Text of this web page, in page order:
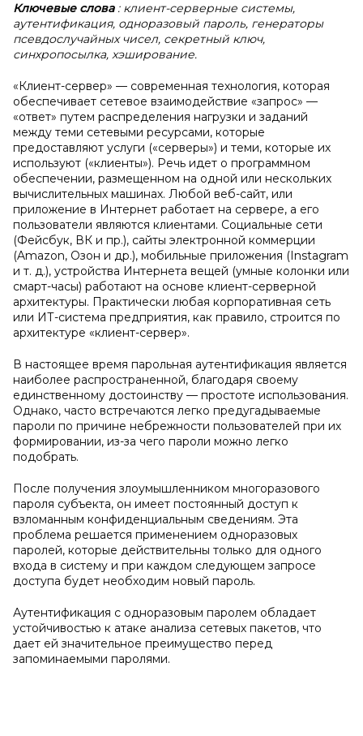
Ключевые слова : клиент-серверные системы,
аутентификация, одноразовый пароль, генераторы
псевдослучайных чисел, секретный ключ,
синхропосылка, хэширование.
«Клиент-сервер» — современная технология, которая
обеспечивает сетевое взаимодействие «запрос» —
«ответ» путем распределения нагрузки и заданий
между теми сетевыми ресурсами, которые
предоставляют услуги («серверы») и теми, которые их
используют («клиенты»). Речь идет о программном
обеспечении, размещенном на одной или нескольких
вычислительных машинах. Любой веб-сайт, или
приложение в Интернет работает на сервере, а его
пользователи являются клиентами. Социальные сети
(Фейсбук, ВК и пр.), сайты электронной коммерции
(Amazon, Озон и др.), мобильные приложения (Instagram
и т. д.), устройства Интернета вещей (умные колонки или
смарт-часы) работают на основе клиент-серверной
архитектуры. Практически любая корпоративная сеть
или ИТ-система предприятия, как правило, строится по
архитектуре «клиент-сервер».
В настоящее время парольная аутентификация является
наиболее распространенной, благодаря своему
единственному достоинству — простоте использования.
Однако, часто встречаются легко предугадываемые
пароли по причине небрежности пользователей при их
формировании, из-за чего пароли можно легко
подобрать.
После получения злоумышленником многоразового
пароля субъекта, он имеет постоянный доступ к
взломанным конфиденциальным сведениям. Эта
проблема решается применением одноразовых
паролей, которые действительны только для одного
входа в систему и при каждом следующем запросе
доступа будет необходим новый пароль.
Аутентификация с одноразовым паролем обладает
устойчивостью к атаке анализа сетевых пакетов, что
дает ей значительное преимущество перед
запоминаемыми паролями.